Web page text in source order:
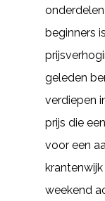
beginners
geleden
verdiepen
prijs die
voor een
weekend